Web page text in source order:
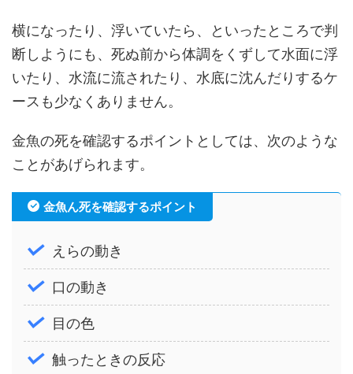
横になったり、浮いていたら、といったところで判
断しようにも、死ぬ前から体調をくずして水面に浮
いたり、水流に流されたり、水底に沈んだりするケ
ースも少なくありません。
金魚の死を確認するポイントとしては、次のような
ことがあげられます。
金魚ん死を確認するポイント
えらの動き
口の動き
目の色
触ったときの反応